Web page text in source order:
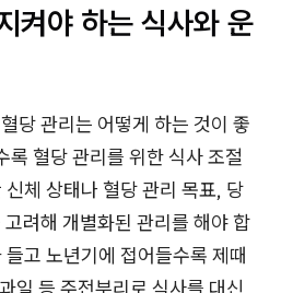
켜야 하는 식사와 운
당 관리는 어떻게 하는 것이 좋
록 혈당 관리를 위한 식사 조절
체 상태나 혈당 관리 목표, 당
려해 개별화된 관리를 해야 합
고 노년기에 접어들수록 제때
일 등 주전부리로 식사를 대신